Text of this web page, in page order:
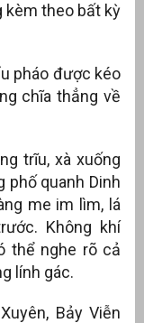
kèm theo bất kỳ
pháo được kéo
chĩa thẳng về
trĩu, xà xuống
phố quanh Dinh
me im lìm, lá
Không khí
thể nghe rõ cả
lính gác.
Bảy Viễn